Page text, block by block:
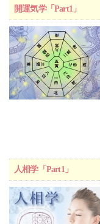
開運気学「Part1」
人相学「Part1」